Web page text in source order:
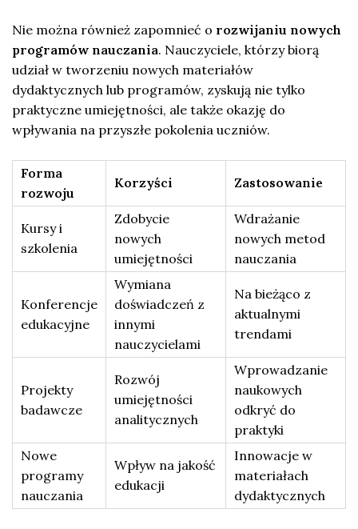
Nie można również zapomnieć o rozwijaniu nowych
programów nauczania. Nauczyciele, którzy biorą
udział w tworzeniu nowych materiałów
dydaktycznych lub programów, zyskują nie tylko
praktyczne umiejętności, ale także okazję do
wpływania na przyszłe pokolenia uczniów.
Forma
rozwoju
Korzyści Zastosowanie
Kursy i
szkolenia
Zdobycie
nowych
umiejętności
Wdrażanie
nowych metod
nauczania
Konferencje
edukacyjne
Wymiana
doświadczeń z
innymi
nauczycielami
Na bieżąco z
aktualnymi
trendami
Projekty
badawcze
Rozwój
umiejętności
analitycznych
Wprowadzanie
naukowych
odkryć do
praktyki
Nowe
programy
nauczania
Wpływ na jakość
edukacji
Innowacje w
materiałach
dydaktycznych